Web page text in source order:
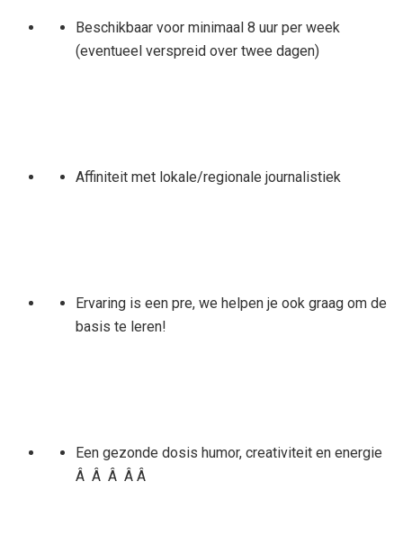
Beschikbaar voor minimaal 8 uur per week
(eventueel verspreid over twee dagen)
Affiniteit met lokale/regionale journalistiek
Ervaring is een pre, we helpen je ook graag om de
basis te leren!
Een gezonde dosis humor, creativiteit en energie
Â Â Â Â Â